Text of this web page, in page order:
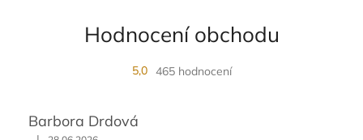
Hodnocení obchodu
5,0 465 hodnocení
Barbora Drdová